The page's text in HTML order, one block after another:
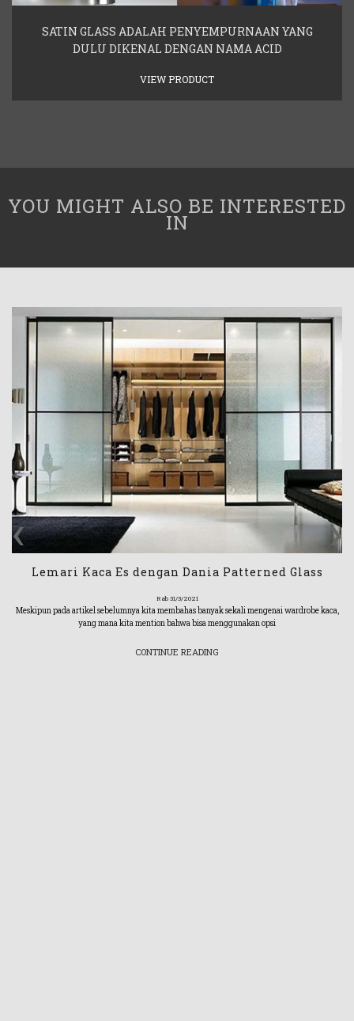
SATIN GLASS ADALAH PENYEMPURNAAN YANG
DULU DIKENAL DENGAN NAMA ACID
VIEW PRODUCT
YOU MIGHT ALSO BE INTERESTED
IN
Lemari Kaca Es dengan Dania Patterned Glass
Rab 31/3/2021
Meskipun pada artikel sebelumnya kita membahas banyak sekali mengenai wardrobe kaca,
yang mana kita mention bahwa bisa menggunakan opsi
CONTINUE READING
‹ ›